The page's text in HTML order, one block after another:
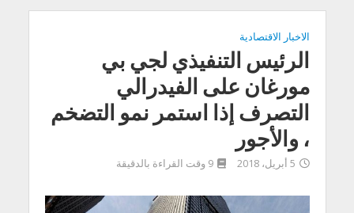
الاخبار الاقتصادية
الرئيس التنفيذي لجي بي
مورغان على الفيدرالي
التصرف إذا استمر نمو التضخم
، والأجور
5 أبريل، 2018 9 وقت القراءة بالدقيقة